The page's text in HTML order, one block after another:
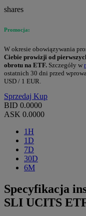
shares
Promocja:
W okresie obowiązywania
Ciebie prowizji od
obrotu na ETF. Szczegóły w
ostatnich 30 dni przed
USD / 1 EUR.
Sprzedaj Kup
BID 0.0000
ASK 0.0000
1H
1D
7D
30D
6M
Specyfikacja
SLI UCITS